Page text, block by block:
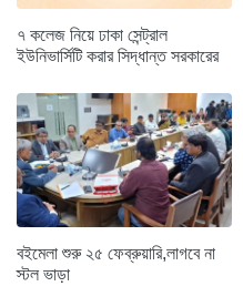
৭ কলেজ নিয়ে ঢাকা সেন্ট্রাল
ইউনিভার্সিটি করার সিদ্ধান্ত সরকারের
বইমেলা শুরু ২৫ ফেব্রুয়ারি,লাগবে না
স্টল ভাড়া